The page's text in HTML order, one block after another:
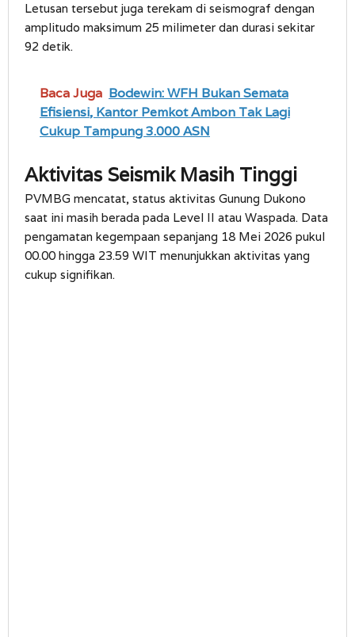
Letusan tersebut juga terekam di seismograf dengan
amplitudo maksimum 25 milimeter dan durasi sekitar
92 detik.
Baca Juga Bodewin: WFH Bukan Semata
Efisiensi, Kantor Pemkot Ambon Tak Lagi
Cukup Tampung 3.000 ASN
Aktivitas Seismik Masih Tinggi
PVMBG mencatat, status aktivitas Gunung Dukono
saat ini masih berada pada Level II atau Waspada. Data
pengamatan kegempaan sepanjang 18 Mei 2026 pukul
00.00 hingga 23.59 WIT menunjukkan aktivitas yang
cukup signifikan.